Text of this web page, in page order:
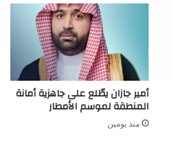
أمير جازان يطّلع على جاهزية أمانة
المنطقة لموسم الأمطار
منذ يومين